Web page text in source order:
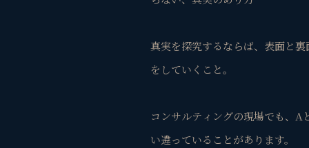
真実を探究するならば、表面と
をしていくこと。
コンサルティングの現場でも、
い違っていることがあります。